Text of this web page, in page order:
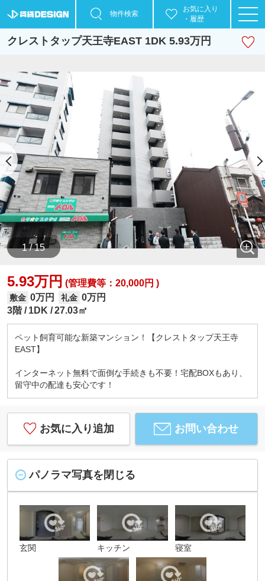
物件検索
お気に入り
・履歴
クレストタップ天王寺EAST 1DK 5.93万円
1 / 15
5.93万円 (管理費等：20,000円 )
敷金 0万円 礼金 0万円
3階
1DK 27.03㎡
ペット飼育可能な新築マンション！【クレストタップ天王寺
EAST】
インターネット無料で面倒な手続きも不要！宅配BOXもあり、
留守中の配達も安心です！
お気に入り追加 お問い合わせ
パノラマ写真を閉じる
玄関 キッチン 寝室